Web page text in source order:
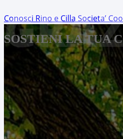
Conosci Rino e Cilla Societa’
SOSTIENI LA TUA